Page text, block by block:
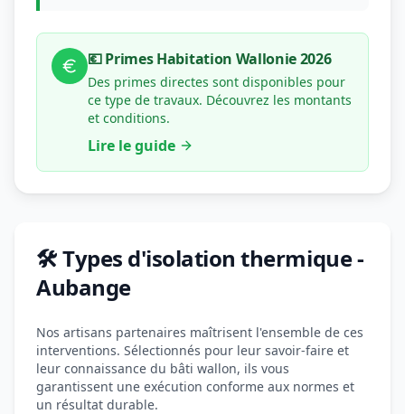
💶 Primes Habitation Wallonie 2026
Des primes directes sont disponibles pour
ce type de travaux. Découvrez les montants
et conditions.
Lire le guide
🛠️ Types d'isolation thermique -
Aubange
Nos artisans partenaires maîtrisent l'ensemble de ces
interventions. Sélectionnés pour leur savoir-faire et
leur connaissance du bâti wallon, ils vous
garantissent une exécution conforme aux normes et
un résultat durable.